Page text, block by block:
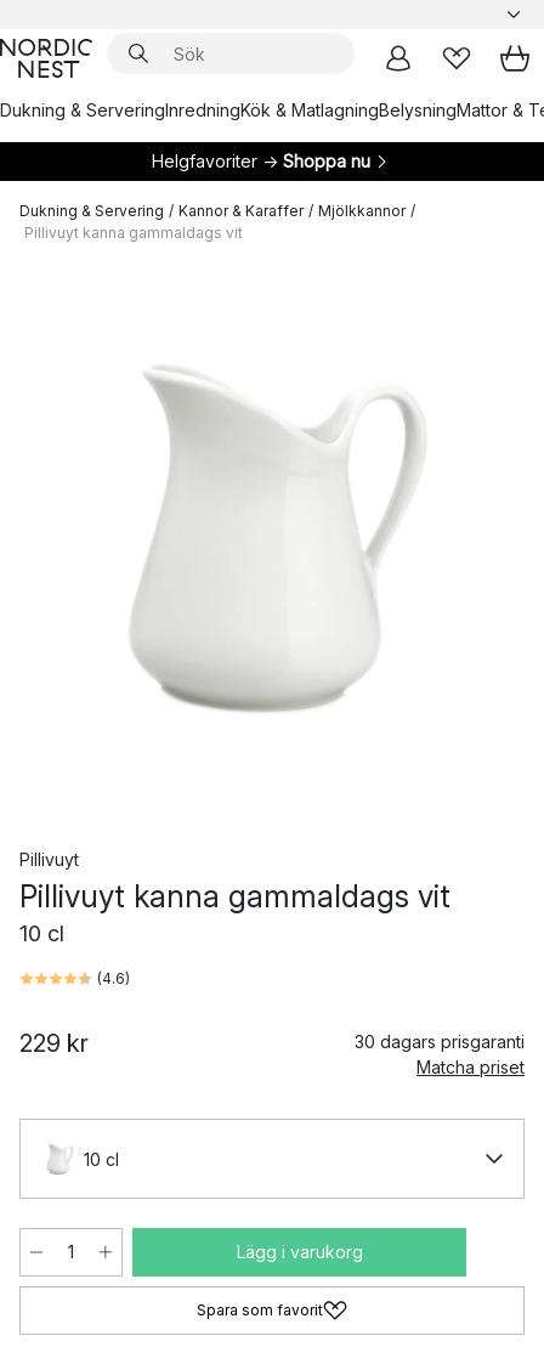
Dukning & ServeringInredningKök & MatlagningBelysningMattor &
Helgfavoriter → Shoppa nu
Dukning & Servering / Kannor & Karaffer / Mjölkkannor /
Pillivuyt kanna gammaldags vit
Pillivuyt
Pillivuyt kanna gammaldags vit
10 cl
(4.6)
229 kr
30 dagars prisgaranti
Matcha priset
10 cl
Lägg i varukorg
Spara som favorit